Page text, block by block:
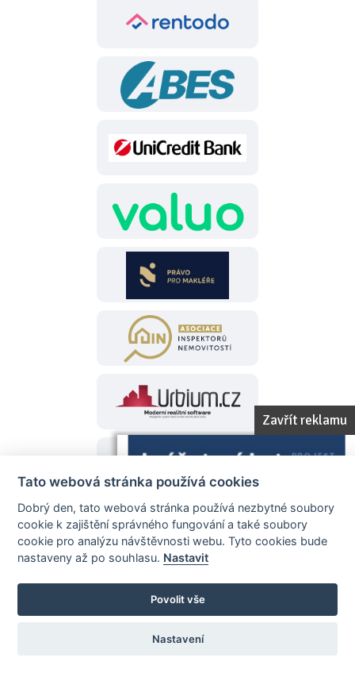
Zavřít reklamu
Záštita projektu
Tato webová stránka používá cookies
Dobrý den, tato webová stránka používá nezbytné soubory
cookie k zajištění správného fungování a také soubory
cookie pro analýzu návštěvnosti webu. Tyto cookies bude
nastaveny až po souhlasu. Nastavit
Povolit vše
Nastavení